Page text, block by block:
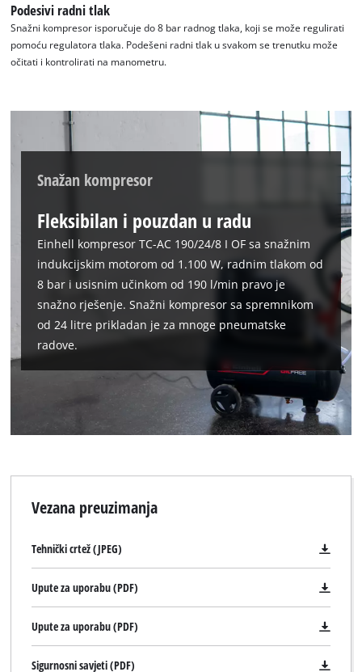
Podesivi radni tlak
Snažni kompresor isporučuje do 8 bar radnog tlaka, koji se može regulirati
pomoću regulatora tlaka. Podešeni radni tlak u svakom se trenutku može
očitati i kontrolirati na manometru.
Snažan kompresor
Fleksibilan i pouzdan u radu
Einhell kompresor TC-AC 190/24/8 I OF sa snažnim
indukcijskim motorom od 1.100 W, radnim tlakom od
8 bar i usisnim učinkom od 190 l/min pravo je
snažno rješenje. Snažni kompresor sa spremnikom
od 24 litre prikladan je za mnoge pneumatske
radove.
Vezana preuzimanja
Tehnički crtež (JPEG)
Upute za uporabu (PDF)
Upute za uporabu (PDF)
Sigurnosni savjeti (PDF)